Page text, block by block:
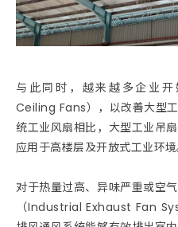
与此同时，越来越多企业
Ceiling Fans），以改善大型
统工业风扇相比，大型工业吊
应用于高楼层及开放式工业环境
对于热量过高、异味严重或空
（Industrial Exhaust Fan